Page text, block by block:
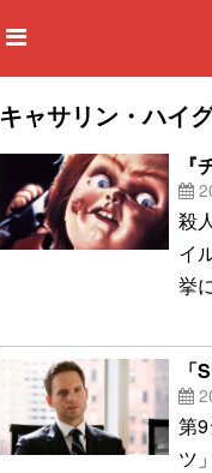
キャサリン・ハイ
殺
イ
挙
第
ツ